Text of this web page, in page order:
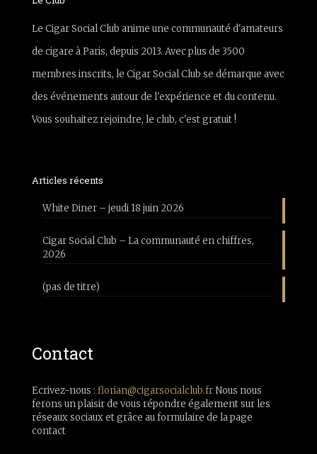
Le Cigar Social Club anime une communauté d'amateurs
de cigare à Paris, depuis 2013. Avec plus de 3500
membres inscrits, le Cigar Social Club se démarque avec
des événements autour de l'expérience et du contenu.
Vous souhaitez rejoindre, le club, c'est gratuit !
Articles récents
White Diner – jeudi 18 juin 2026
Cigar Social Club – La communauté en chiffres,
2026
(pas de titre)
Contact
Ecrivez-nous : florian@cigarsocialclub.frNous nous
ferons un plaisir de vous répondre également sur les
réseaux sociaux et grâce au formulaire de la page
contact